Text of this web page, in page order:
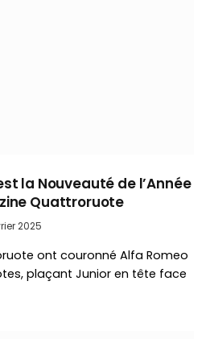
la Nouveauté de l’Année
Quattroruote
2025
ont couronné Alfa Romeo
plaçant Junior en tête face